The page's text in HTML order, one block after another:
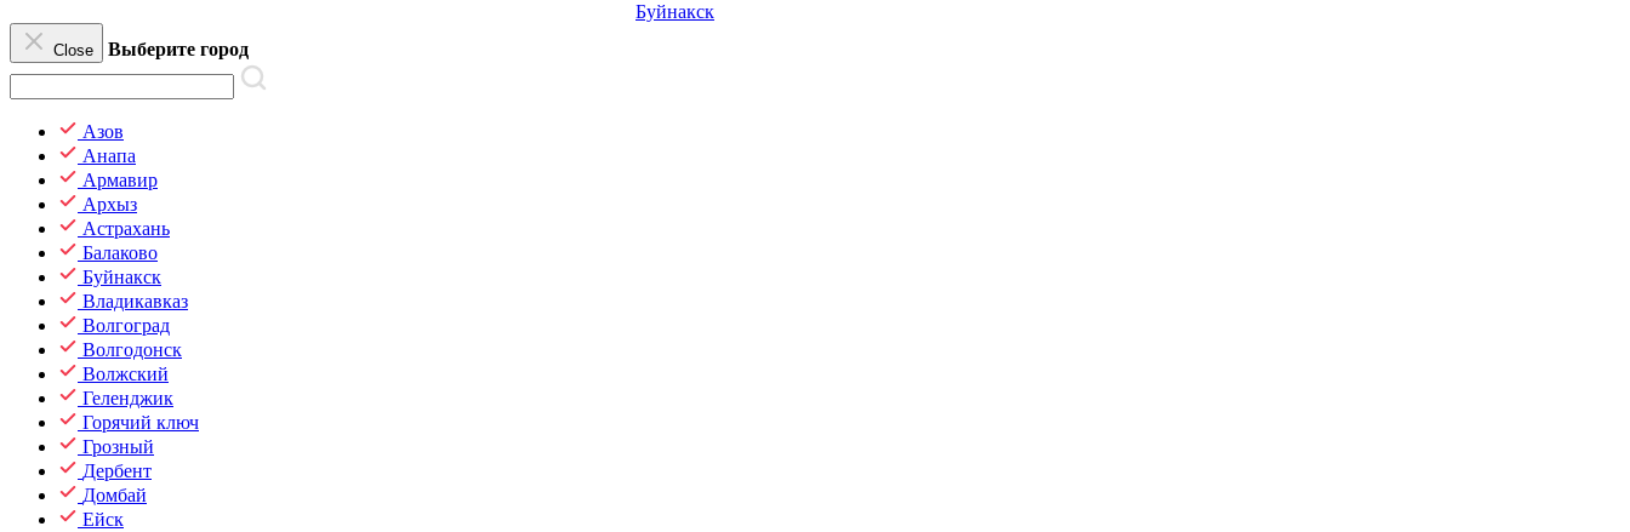
Буйнакск
Close Выберите город
Азов
Анапа
Армавир
Архыз
Астрахань
Балаково
Буйнакск
Владикавказ
Волгоград
Волгодонск
Волжский
Геленджик
Горячий ключ
Грозный
Дербент
Домбай
Ейск